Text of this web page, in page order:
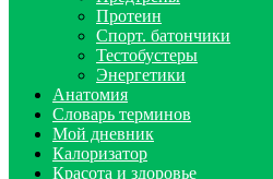
Протеин
Спорт. батончики
Тестобустеры
Энергетики
Анатомия
Словарь терминов
Мой дневник
Калоризатор
Красота и здоровье